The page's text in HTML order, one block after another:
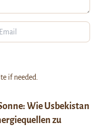
Wie Usbekistan
zu
if needed.